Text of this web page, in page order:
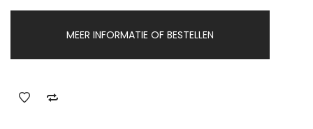
MEER INFORMATIE OF BESTELLEN